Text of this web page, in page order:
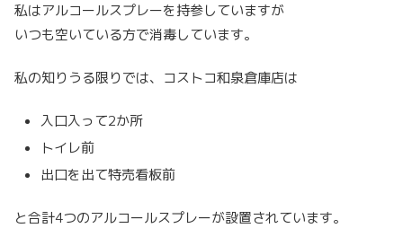
私はアルコールスプレーを持参していますが
いつも空いている方で消毒しています。
私の知りうる限りでは、コストコ和泉倉庫店は
入口入って2か所
トイレ前
出口を出て特売看板前
と合計4つのアルコールスプレーが設置されています。